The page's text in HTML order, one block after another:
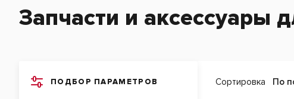
Запчасти и аксессуары
ПОДБОР ПАРАМЕТРОВ Сортировка